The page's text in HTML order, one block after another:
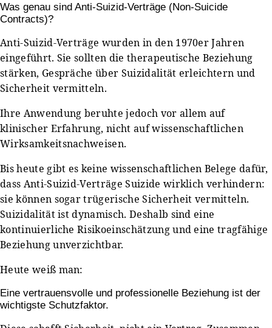
Was genau sind Anti-Suizid-Verträge (Non-Suicide
Contracts)?
Anti-Suizid-Verträge wurden in den 1970er Jahren
eingeführt. Sie sollten die therapeutische Beziehung
stärken, Gespräche über Suizidalität erleichtern und
Sicherheit vermitteln.
Ihre Anwendung beruhte jedoch vor allem auf
klinischer Erfahrung, nicht auf wissenschaftlichen
Wirksamkeitsnachweisen.
Bis heute gibt es keine wissenschaftlichen Belege dafür,
dass Anti-Suizid-Verträge Suizide wirklich verhindern:
sie können sogar trügerische Sicherheit vermitteln.
Suizidalität ist dynamisch. Deshalb sind eine
kontinuierliche Risikoeinschätzung und eine tragfähige
Beziehung unverzichtbar.
Heute weiß man:
Eine vertrauensvolle und professionelle Beziehung ist der
wichtigste Schutzfaktor.